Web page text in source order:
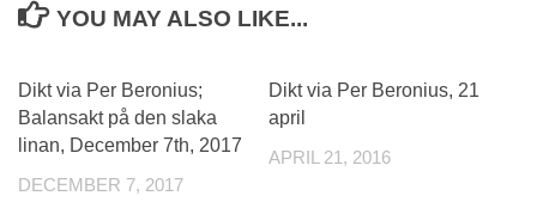
YOU MAY ALSO LIKE...
Dikt via Per Beronius;
Balansakt på den slaka
linan, December 7th, 2017
DECEMBER 7, 2017
Dikt via Per Beronius, 21
april
APRIL 21, 2016